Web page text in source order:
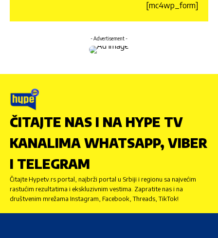
[mc4wp_form]
- Advertisement -
ČITAJTE NAS I NA HYPE TV
KANALIMA WHATSAPP, VIBER
I TELEGRAM
Čitajte Hypetv.rs portal, najbrži portal u Srbiji i regionu sa najvećim
rastućim rezultatima i ekskluzivnim vestima. Zapratite nas i na
društvenim mrežama Instagram, Facebook, Threads, TikTok!